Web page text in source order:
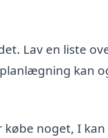
Lav en liste
kan
købe noget, I